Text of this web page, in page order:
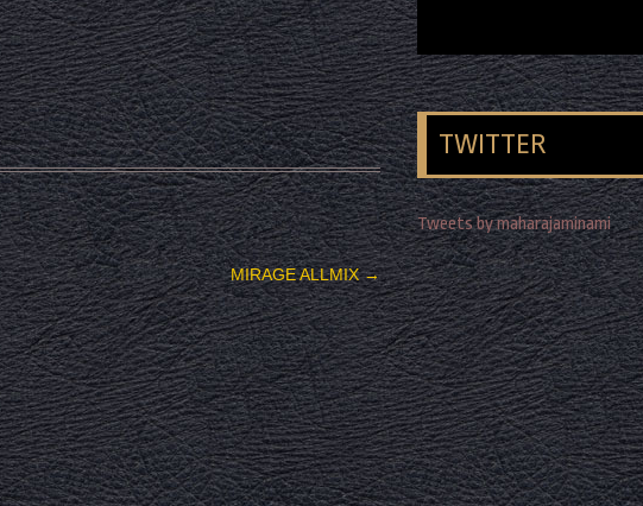
MIRAGE ALLMIX→
TWITTER
Tweets by maharajaminami